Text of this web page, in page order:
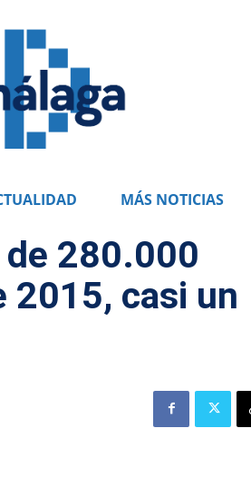
MÁS NOTICIAS
280.000
2015, casi un